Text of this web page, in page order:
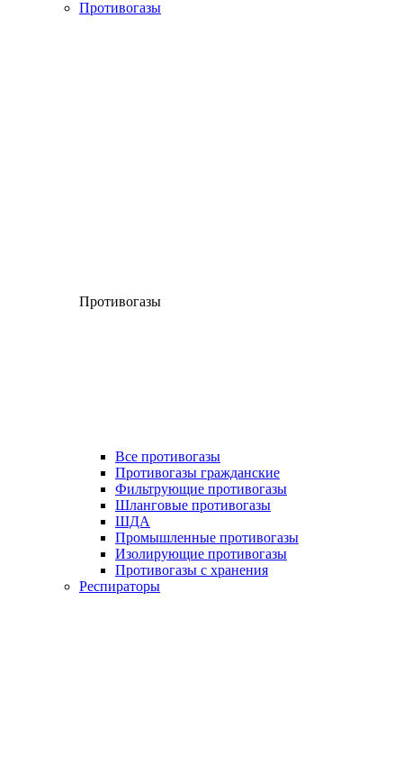
Противогазы
Противогазы
Все противогазы
Противогазы гражданские
Фильтрующие противогазы
Шланговые противогазы
ШДА
Промышленные противогазы
Изолирующие противогазы
Противогазы с хранения
Респираторы